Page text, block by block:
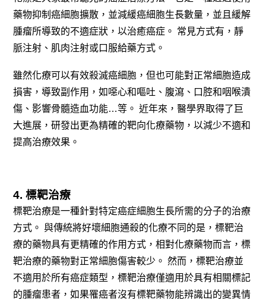
藥物抑制癌細胞擴散，並減緩癌細胞生長數量，並且緩解
腫瘤所導致的不適症狀，以治癒癌症。 常見方式有，靜
脈注射、肌肉注射或口服給藥方式。
雖然化療可以有效殺滅癌細胞，但也可能對正常細胞造成
損害，導致副作用，如噁心和嘔吐、腹瀉、口腔和咽喉潰
傷、影響骨髓造血功能…等。 近年來，醫學界取得了巨
大進展，研發出更為精確的靶向化療藥物，以減少不適和
提高治療效果。
4. 標靶治療
標靶治療是一種針對特定癌症細胞生長所需的分子的治療
方式。 與傳統將好壞細胞通殺的化療不同的是，標靶治
療的藥物具有更精確的作用方式，相對化療藥物而言，標
靶治療的藥物對正常細胞傷害較少。 然而，標靶治療並
不適用於所有癌症類型，標靶治療僅適用於具有相關標記
的腫瘤患者，如果罹癌者沒有標靶藥物能辨識出的變異情